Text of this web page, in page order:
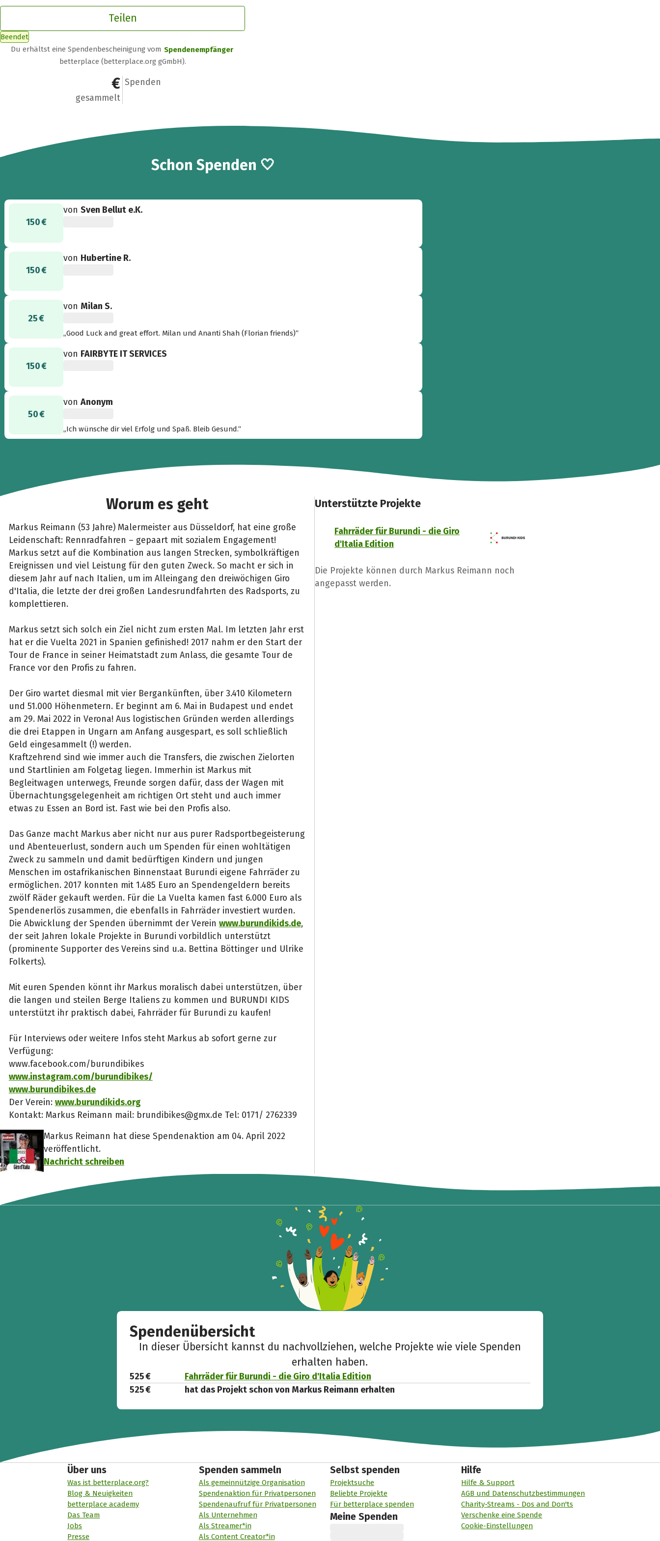
Teilen
Beendet
Du erhältst eine Spendenbescheinigung vom Spendenempfänger
betterplace (betterplace.org gGmbH).
525 €
gesammelt
5
Spenden
Schon5
Spenden 🤍
150 €
vonSven Bellut e.K.
150 €
von Hubertine R.
25 €
von Milan S.
„Good Luck and great effort. Milan und Ananti Shah (Florian friends)“
150 €
von FAIRBYTE IT SERVICES
50 €
vonAnonym
„Ich wünsche dir viel Erfolg und Spaß. Bleib Gesund.“
Worum es geht
Markus Reimann (53 Jahre) Malermeister aus Düsseldorf, hat eine große
Leidenschaft: Rennradfahren – gepaart mit sozialem Engagement!
Markus setzt auf die Kombination aus langen Strecken, symbolkräftigen
Ereignissen und viel Leistung für den guten Zweck. So macht er sich in
diesem Jahr auf nach Italien, um im Alleingang den dreiwöchigen Giro
d'Italia, die letzte der drei großen Landesrundfahrten des Radsports, zu
komplettieren.
Markus setzt sich solch ein Ziel nicht zum ersten Mal. Im letzten Jahr erst
hat er die Vuelta 2021 in Spanien gefinished! 2017 nahm er den Start der
Tour de France in seiner Heimatstadt zum Anlass, die gesamte Tour de
France vor den Profis zu fahren.
Der Giro wartet diesmal mit vier Bergankünften, über 3.410 Kilometern
und 51.000 Höhenmetern. Er beginnt am 6. Mai in Budapest und endet
am 29. Mai 2022 in Verona! Aus logistischen Gründen werden allerdings
die drei Etappen in Ungarn am Anfang ausgespart, es soll schließlich
Geld eingesammelt (!) werden.
Kraftzehrend sind wie immer auch die Transfers, die zwischen Zielorten
und Startlinien am Folgetag liegen. Immerhin ist Markus mit
Begleitwagen unterwegs, Freunde sorgen dafür, dass der Wagen mit
Übernachtungsgelegenheit am richtigen Ort steht und auch immer
etwas zu Essen an Bord ist. Fast wie bei den Profis also.
Das Ganze macht Markus aber nicht nur aus purer Radsportbegeisterung
und Abenteuerlust, sondern auch um Spenden für einen wohltätigen
Zweck zu sammeln und damit bedürftigen Kindern und jungen
Menschen im ostafrikanischen Binnenstaat Burundi eigene Fahrräder zu
ermöglichen. 2017 konnten mit 1.485 Euro an Spendengeldern bereits
zwölf Räder gekauft werden. Für die La Vuelta kamen fast 6.000 Euro als
Spendenerlös zusammen, die ebenfalls in Fahrräder investiert wurden.
Die Abwicklung der Spenden übernimmt der Verein www.burundikids.de,
der seit Jahren lokale Projekte in Burundi vorbildlich unterstützt
(prominente Supporter des Vereins sind u.a. Bettina Böttinger und Ulrike
Folkerts).
Mit euren Spenden könnt ihr Markus moralisch dabei unterstützen, über
die langen und steilen Berge Italiens zu kommen und BURUNDI KIDS
unterstützt ihr praktisch dabei, Fahrräder für Burundi zu kaufen!
Für Interviews oder weitere Infos steht Markus ab sofort gerne zur
Verfügung:
www.facebook.com/burundibikes
www.instagram.com/burundibikes/
www.burundibikes.de
Der Verein: www.burundikids.org
Kontakt: Markus Reimann mail: brundibikes@gmx.de Tel: 0171/ 2762339
Markus Reimann hat diese Spendenaktion am 04. April 2022
veröffentlicht.
Nachricht schreiben
Unterstützte Projekte
Fahrräder für Burundi - die Giro
d'Italia Edition
Die Projekte können durch Markus Reimann noch
angepasst werden.
Spendenübersicht
In dieser Übersicht kannst du nachvollziehen, welche Projekte wie viele Spenden
erhalten haben.
525 €
Fahrräder für Burundi - die Giro d'Italia Edition
525 €
hat das Projekt schon von Markus Reimann erhalten
Über uns
Was ist betterplace.org?
Blog & Neuigkeiten
betterplace academy
Das Team
Jobs
Presse
Spenden sammeln
Als gemeinnützige Organisation
Spendenaktion für Privatpersonen
Spendenaufruf für Privatpersonen
Als Unternehmen
Als Streamer*in
Als Content Creator*in
Selbst spenden
Projektsuche
Beliebte Projekte
Für betterplace spenden
Meine Spenden
Hilfe
Hilfe & Support
AGB und Datenschutzbestimmungen
Charity-Streams - Dos and Don'ts
Verschenke eine Spende
Cookie-Einstellungen